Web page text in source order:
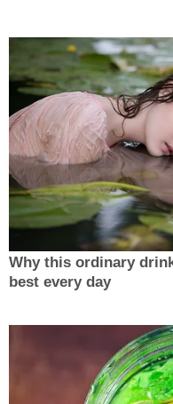
Why this ordinary
best every day